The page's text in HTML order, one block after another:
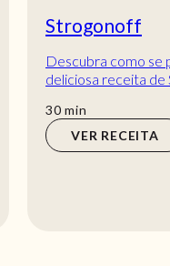
Strogonoff
Descubra como se
deliciosa receita de
30min
min
VER RECEITA